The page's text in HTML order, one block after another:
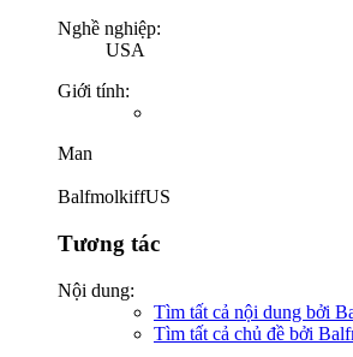
Nghề nghiệp:
USA
Giới tính:
Man
BalfmolkiffUS
Tương tác
Nội dung:
Tìm tất cả nội dung bởi
Tìm tất cả chủ đề bởi